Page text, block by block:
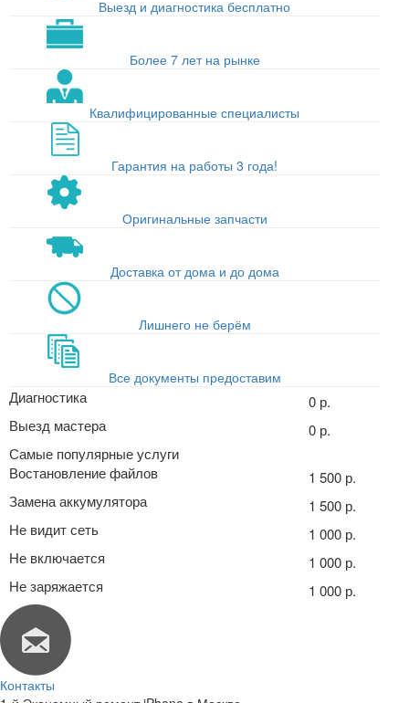
Выезд и диагностика бесплатно
Более 7 лет на рынке
Квалифицированные специалисты
Гарантия на работы 3 года!
Оригинальные запчасти
Доставка от дома и до дома
Лишнего не берём
Все документы предоставим
Диагностика
0 р.
Выезд мастера
0 р.
Самые популярные услуги
Востановление файлов
1 500 р.
Замена аккумулятора
1 500 р.
Не видит сеть
1 000 р.
Не включается
1 000 р.
Не заряжается
1 000 р.
Контакты